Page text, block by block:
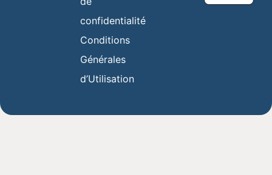
confidentialité
Conditions
Générales
d’Utilisation